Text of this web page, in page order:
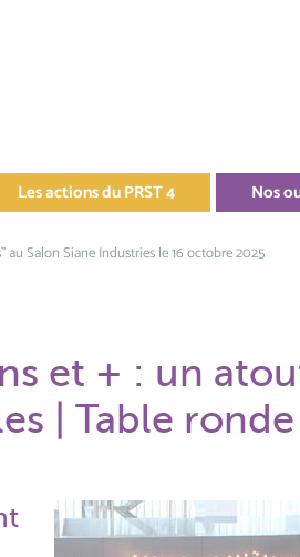
Les actions du PRST 4 Nos
au Salon Siane Industries le 16 octobre 2025
et + : un
| Table ronde